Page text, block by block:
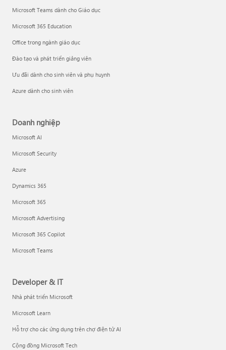
Microsoft Teams dành cho Giáo dục
Microsoft 365 Education
Office trong ngành giáo dục
Đào tạo và phát triển giảng viên
Ưu đãi dành cho sinh viên và phụ huynh
Azure dành cho sinh viên
Doanh nghiệp
Microsoft AI
Microsoft Security
Azure
Dynamics 365
Microsoft 365
Microsoft Advertising
Microsoft 365 Copilot
Microsoft Teams
Developer & IT
Nhà phát triển Microsoft
Microsoft Learn
Hỗ trợ cho các ứng dụng trên chợ điện tử AI
Cộng đồng Microsoft Tech